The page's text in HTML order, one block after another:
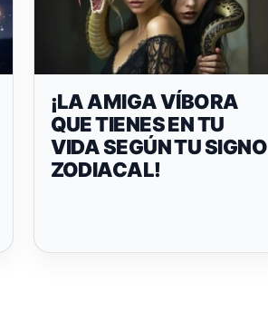
¡LA AMIGA VÍBORA
QUE TIENES EN TU
VIDA SEGÚN TU SIGNO
ZODIACAL!